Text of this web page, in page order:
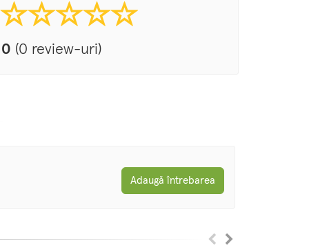
0 (0 review-uri)
Adaugă întrebarea